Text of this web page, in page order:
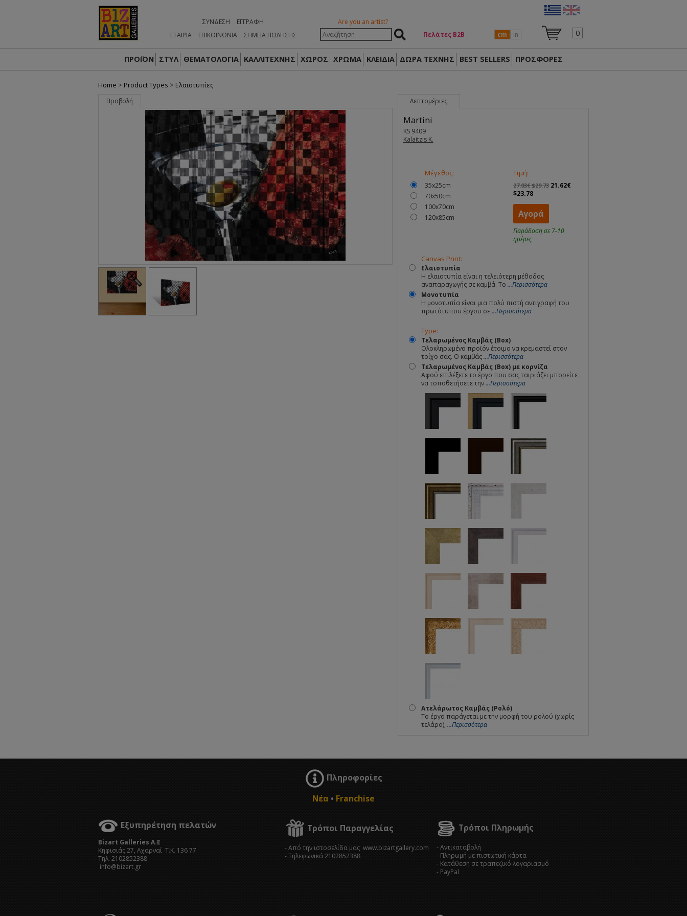
ΣΎΝΔΕΣΗ
ΕΓΓΡΑΦΉ
ΕΤΑΙΡΙΑ
ΕΠΙΚΟΙΝΩΝΙΑ ΣΗΜΕΙΑ ΠΩΛΗΣΗΣ
Are you an artist?
Πελάτες Β2Β
cm in 0
ΠΡΟΪΟΝ ΣΤΥΛ ΘΕΜΑΤΟΛΟΓΙΑ ΚΑΛΛΙΤΕΧΝΗΣ ΧΩΡΟΣ ΧΡΩΜΑ ΚΛΕΙΔΙΑ ΔΏΡΑ ΤΈΧΝΗΣ BEST SELLERS ΠΡΟΣΦΟΡΕΣ
Home > Product Types > Ελαιοτυπίες
Προβολή Λεπτομέριες
Martini
KS 9409
Kalaitzis K.
Μέγεθος:
35x25cm
70x50cm
100x70cm
120x85cm
Τιμή:
27.03€ $29.73 21.62€
$23.78
Αγορά
Παράδοση σε 7-10
ημέρες
Canvas Print:
Ελαιοτυπία
Η ελαιοτυπία είναι η τελειότερη μέθοδος
αναπαραγωγής σε καμβά. Το ...Περισσότερα
Μονοτυπία
Η μονοτυπία είναι μια πολύ πιστή αντιγραφή του
πρωτότυπου έργου σε...Περισσότερα
Type:
Τελαρωμένος Καμβάς (Box)
Ολοκληρωμένο προϊόν έτοιμο να κρεμαστεί στον
τοίχο σας. Ο καμβάς...Περισσότερα
Τελαρωμένος Καμβάς (Box) με κορνίζα
Αφού επιλέξετε το έργο που σας ταιριάζει μπορείτε
να τοποθετήσετε την...Περισσότερα
Ατελάρωτος Καμβάς (Ρολό)
Το έργο παράγεται με την μορφή του ρολού (χωρίς
τελάρο), ...Περισσότερα
Πληροφορίες
Νέα • Franchise
Εξυπηρέτηση πελατών
Bizart Galleries A.E
Kηφισιάς 27, Αχαρναί Τ.Κ. 136 77
Τηλ. 2102852388
info@bizart.gr
Τρόποι Παραγγελίας
- Από την ιστοσελίδα μας www.bizartgallery.com
- Tηλεφωνικά 2102852388
Τρόποι Πληρωμής
- Αντικαταβολή
- Πληρωμή με πιστωτική κάρτα
- Κατάθεση σε τραπεζικό λογαριασμό
- PayPal